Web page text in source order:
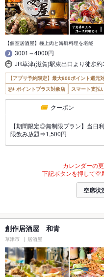
【個室居酒屋】極上肉と海鮮料理を堪能
3001～4000円
JR草津(滋賀)駅東出口より徒歩
【アプリ予約限定】最大800ポイント還元
ポイントプラス対象店
スマート支払
クーポン
【期間限定◎無制限プラン】当日
限飲み放題⇒1,500円
カレンダーの
下記ボタンを押して空
空席状
創作居酒屋 和青
草津市 居酒屋